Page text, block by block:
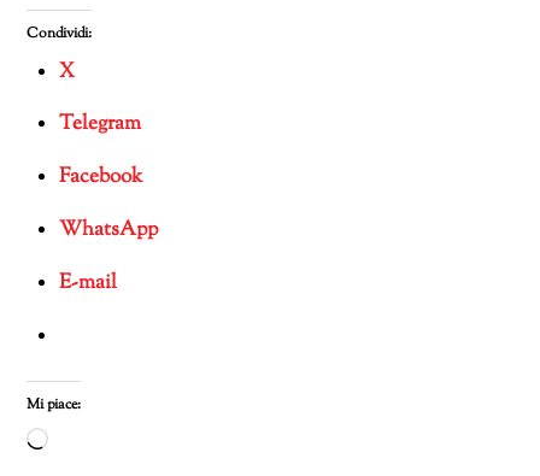
Condividi:
X
Telegram
Facebook
WhatsApp
E-mail
Mi piace:
Caricamento